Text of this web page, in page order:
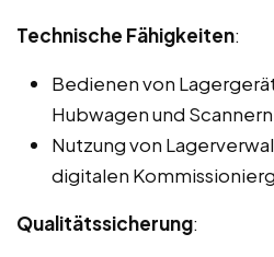
Technische Fähigkeiten:
Bedienen von
Hubwagen und
Nutzung von
digitalen
Qualitätssicherung: